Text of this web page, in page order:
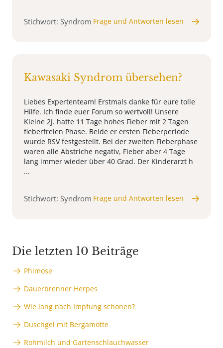
Stichwort: Syndrom Frage und Antworten lesen
Kawasaki Syndrom übersehen?
Liebes Expertenteam! Erstmals danke für eure tolle
Hilfe. Ich finde euer Forum so wertvoll! Unsere
Kleine 2J. hatte 11 Tage hohes Fieber mit 2 Tagen
fieberfreien Phase. Beide er ersten Fieberperiode
wurde RSV festgestellt. Bei der zweiten Fieberphase
waren alle Abstriche negativ, Fieber aber 4 Tage
lang immer wieder über 40 Grad. Der Kinderarzt h
...
Stichwort: Syndrom Frage und Antworten lesen
Die letzten 10 Beiträge
Phimose
Dauerbrenner Herpes
Wie lang nach Impfung schonen?
Duschgel mit Bergamotte
Rohmilch und Gartenschlauchwasser